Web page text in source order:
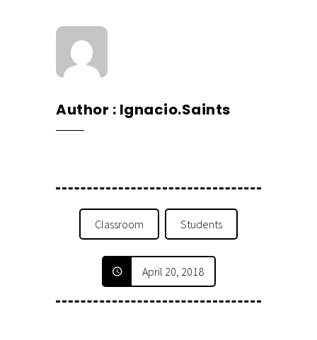
Author Ignacio.saints
Classroom Students
April 20, 2018